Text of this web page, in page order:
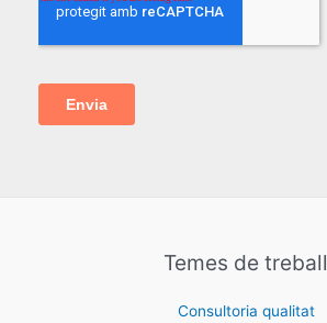
Temes de treball
Consultoria qualitat